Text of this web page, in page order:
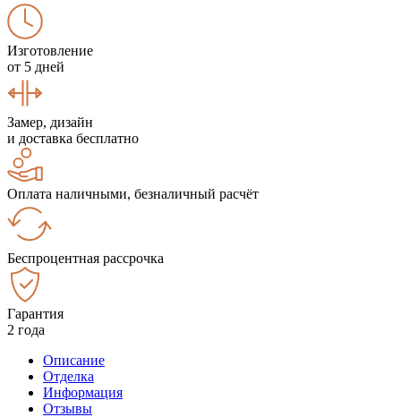
Изготовление
от 5 дней
Замер, дизайн
и доставка бесплатно
Оплата наличными, безналичный расчёт
Беспроцентная рассрочка
Гарантия
2 года
Описание
Отделка
Информация
Отзывы